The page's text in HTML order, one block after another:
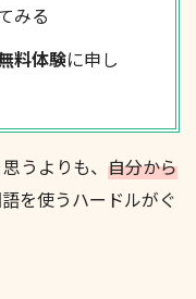
みる
料体験に申し
うよりも、 自分から
を使うハードルがぐ